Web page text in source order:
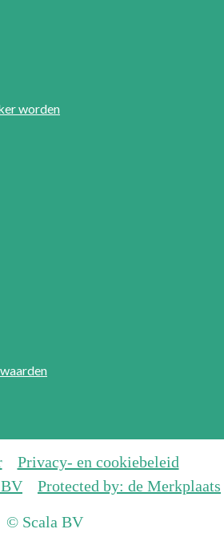
worden
Privacy- en cookiebeleid
Protected by: de Merkplaats
© Scala BV